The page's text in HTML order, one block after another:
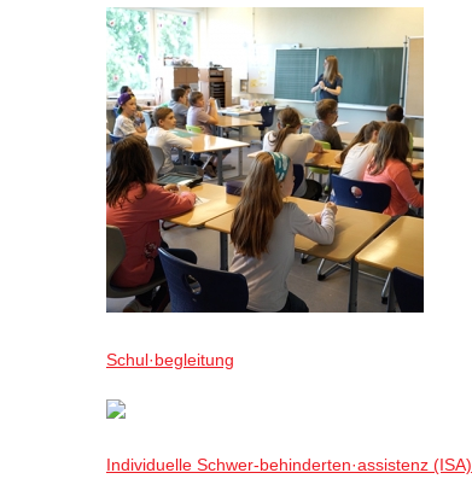
Schul·begleitung
Individuelle Schwer-behinderten·assistenz (ISA)